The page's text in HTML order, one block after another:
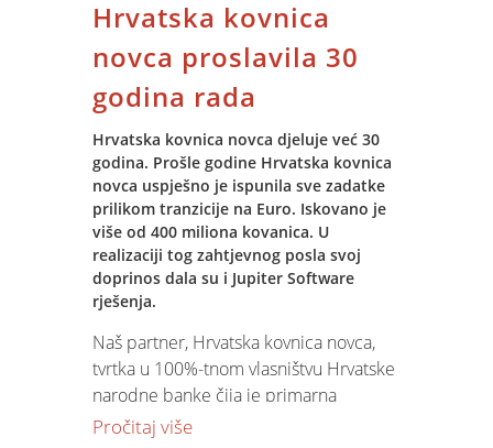
Nadzorima ISO 9001 norme Spin
unapređenje poslovnih procesa u
interesu klijenata i njihovog ukupnog
zadovoljstva kvalitetom IT usluga. Sustav
upravljanja kvalitetom obuhvaća
procese koji se odnose na djelatnosti
upravljanja, osiguranja resursa,
mjerenja i realizacije svih naših
proizvoda i usluga.
Ključni procesi obuhvaćaju razvoj IT
održavanje te IT edukacije.
Certifikacijska kuća SGS tako je
potvrdila sve segmente certifikata kao i
u 2023. godini i tijekom procesa nije
Hrvatska kovnica
novca proslavila 30
godina rada
Hrvatska kovnica novca djeluje već 30
godina. Prošle godine Hrvatska kovnica
novca uspješno je ispunila sve zadatke
prilikom tranzicije na Euro. Iskovano je
više od 400 miliona kovanica. U
realizaciji tog zahtjevnog posla svoj
doprinos dala su i Jupiter Software
rješenja.
Naš partner, Hrvatska kovnica novca,
tvrtka u 100%-tnom vlasništvu Hrvatske
narodne banke čija je primarna
djelatnost proizvodnja optjecajnih
Pročitaj više